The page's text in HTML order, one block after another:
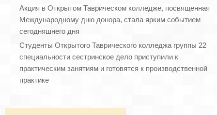
Акция в Открытом Таврическом колледже, посвященная
Международному дню донора, стала ярким событием
сегодняшнего дня
Студенты Открытого Таврического колледжа группы 22
специальности сестринское дело приступили к
практическим занятиям и готовятся к производственной
практике